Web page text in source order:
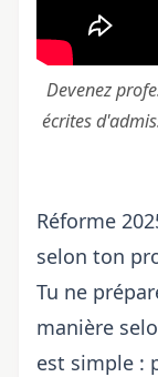
Devenez
écrites
Réforme
selon ton
Tu ne
manière
est simple :